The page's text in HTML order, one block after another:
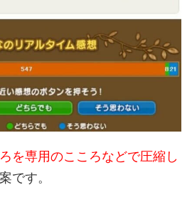
を専用のこころなどで圧縮し
です。